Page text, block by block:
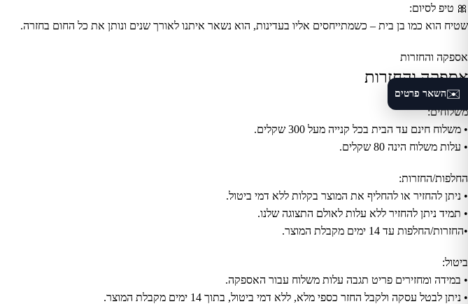
🎀 טיפ לסיום:
שטיח הוא כמו בן בית – כשמתייחסים אליו בעדינות, הוא נשאר איתנו לאורך שנים ונותן את כל החום בחזרה.
אספקה והחזרות
אספקה והחזרות
משלוחים:
• משלוח חינם עד הבית בכל קנייה מעל 300 שקלים.
• עלות משלוח הינה 80 שקלים.
החלפות/החזרות:
• ניתן להחזיר או להחליף את המוצר בקלות ללא דמי ביטול.
• תמיד ניתן להחזיר ללא עלות לאולם התצוגה שלנו.
•החזרות/החלפות עד 14 ימים מקבלת המוצר.
ביטול:
• במידה ומחזירים פריט תגבה עלות משלוח עבור האספקה.
• ניתן לבטל עסקה ולקבל החזר כספי מלא, ללא דמי ביטול, בתוך 14 ימים מקבלת המוצר.
✉️השאר פרטים